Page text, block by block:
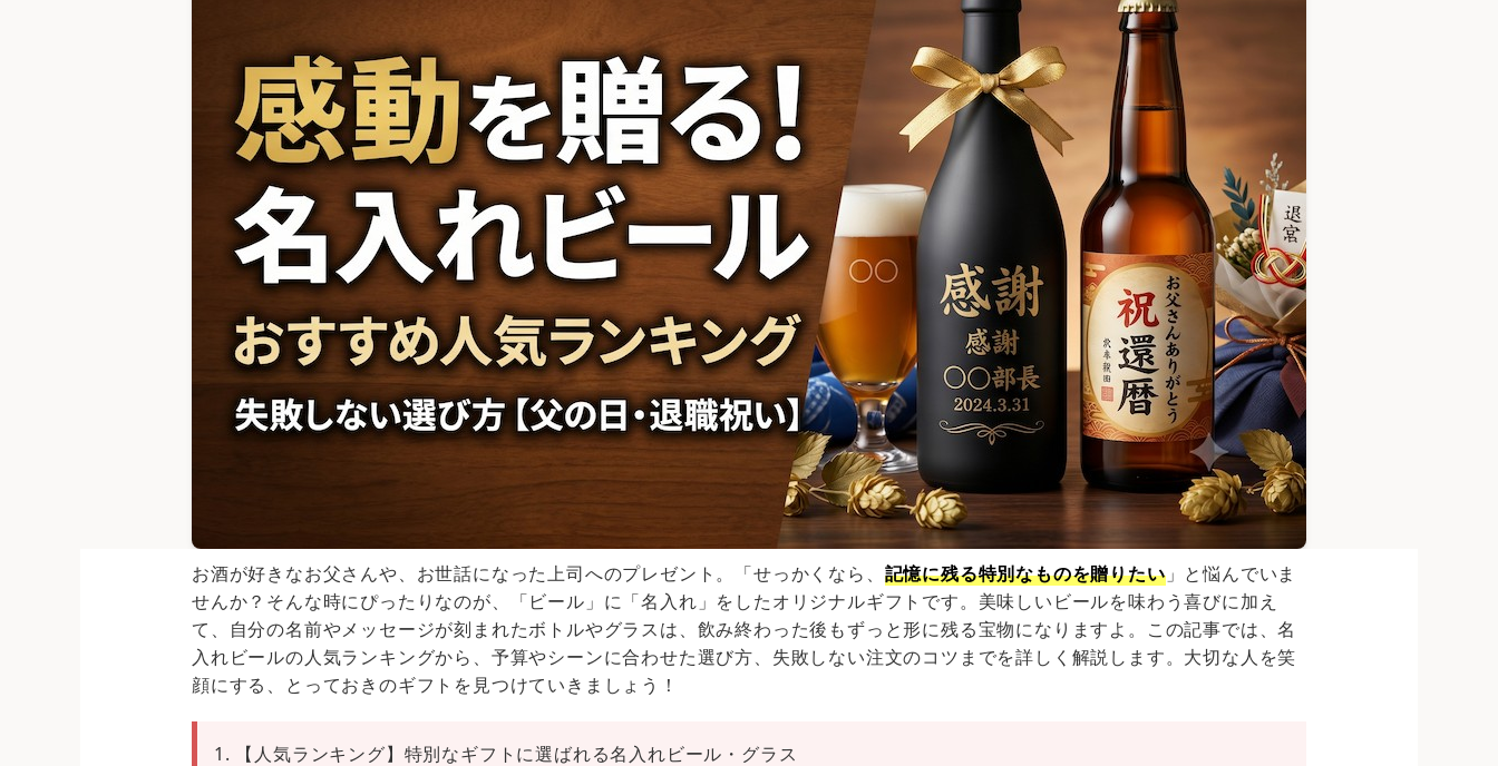
お酒が好きなお父さんや、お世話になった上司へのプレゼント。「せっかくなら、 記憶に残る特別なものを贈りたい」と悩んでいま
せんか？そんな時にぴったりなのが、「ビール」に「名入れ」をしたオリジナルギフトです。美味しいビールを味わう喜びに加え
て、自分の名前やメッセージが刻まれたボトルやグラスは、飲み終わった後もずっと形に残る宝物になりますよ。この記事では、名
入れビールの人気ランキングから、予算やシーンに合わせた選び方、失敗しない注文のコツまでを詳しく解説します。大切な人を笑
顔にする、とっておきのギフトを見つけていきましょう！
1. 【人気ランキング】特別なギフトに選ばれる名入れビール・グラス